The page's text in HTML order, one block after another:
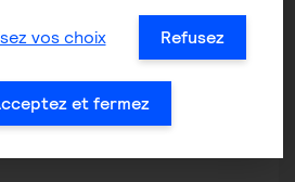
à MaPrimeAdapt’, vous pouvez
d’impôt si :
vos choix Refusez
et fermez